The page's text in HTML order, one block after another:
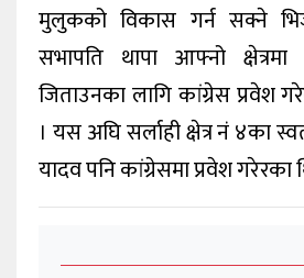
मुलुकको विकास गर्न सक्ने
सभापति थापा आफ्नो
जिताउनका लागि कांग्रेस प्रवेश
। यस अघि सर्लाही क्षेत्र नं ४का
यादव पनि कांग्रेसमा प्रवेश गरेरका